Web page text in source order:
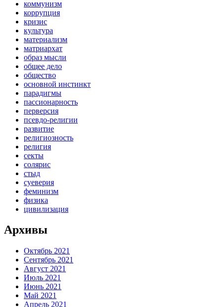
коммунизм
коррупция
кризис
культура
материализм
матриархат
образ мысли
общее дело
общество
основной инстинкт
парадигмы
пассионарность
перверсия
псевдо-религии
развитие
религиозность
религия
секты
солярис
стыд
суеверия
феминизм
физика
цивилизация
Архивы
Октябрь 2021
Сентябрь 2021
Август 2021
Июль 2021
Июнь 2021
Май 2021
Апрель 2021